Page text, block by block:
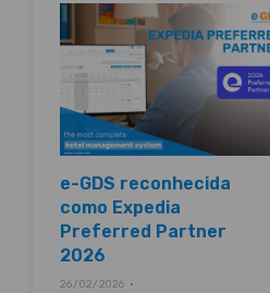
e-GDS reconhecida
como Expedia
Preferred Partner
2026
26/02/2026 •